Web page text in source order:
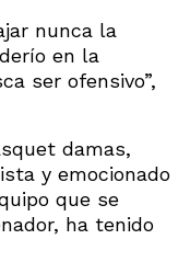
nunca la
en la
ser ofensivo”,
damas,
y emocionado
que se
ha tenido